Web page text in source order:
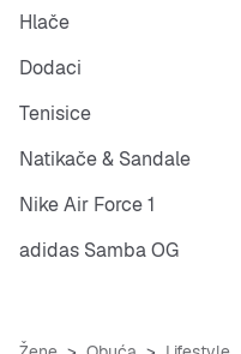
Hlače
Dodaci
Tenisice
Natikače & Sandale
Nike Air Force 1
adidas Samba OG